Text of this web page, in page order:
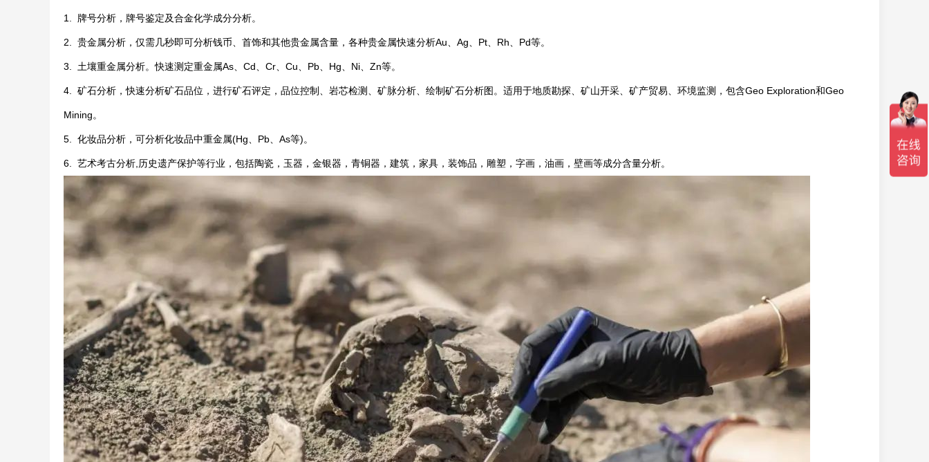
1. 牌号分析，牌号鉴定及合金化学成分分析。
2. 贵金属分析，仅需几秒即可分析钱币、首饰和其他贵金属含量，各种贵金属快速分析Au、Ag、Pt、Rh、Pd等。
3. 土壤重金属分析。快速测定重金属As、Cd、Cr、Cu、Pb、Hg、Ni、Zn等。
4. 矿石分析，快速分析矿石品位，进行矿石评定，品位控制、岩芯检测、矿脉分析、绘制矿石分析图。适用于地质勘探、矿山开采、矿产贸易、环境监测，包含Geo Exploration和Geo
Mining。
5. 化妆品分析，可分析化妆品中重金属(Hg、Pb、As等)。
6. 艺术考古分析,历史遗产保护等行业，包括陶瓷，玉器，金银器，青铜器，建筑，家具，装饰品，雕塑，字画，油画，壁画等成分含量分析。